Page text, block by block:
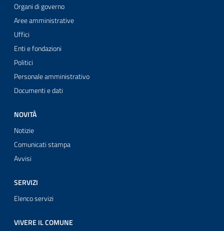
Organi di governo
Aree amministrative
Uffici
Enti e fondazioni
Politici
Personale amministrativo
Documenti e dati
NOVITÀ
Notizie
Comunicati stampa
Avvisi
SERVIZI
Elenco servizi
VIVERE IL COMUNE